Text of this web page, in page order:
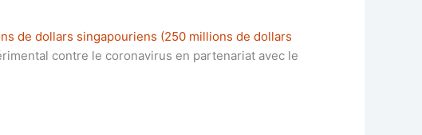
de dollars singapouriens (250 millions de dollars
contre le coronavirus en partenariat avec le